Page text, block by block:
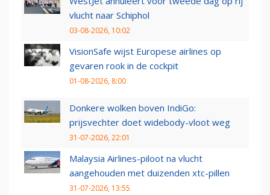
vlucht naar Schiphol
03-08-2026, 10:02
VisionSafe wijst Europese airlines op
gevaren rook in de cockpit
01-08-2026, 8:00
Donkere wolken boven IndiGo:
prijsvechter doet widebody-vloot weg
31-07-2026, 22:01
Malaysia Airlines-piloot na vlucht
aangehouden met duizenden xtc-pillen
31-07-2026, 13:55